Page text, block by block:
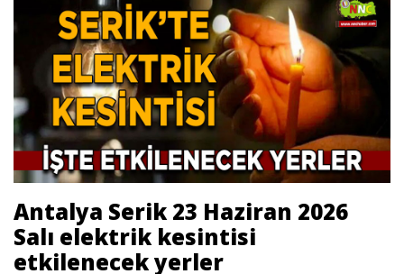
Antalya Serik 23 Haziran 2026
Salı elektrik kesintisi
etkilenecek yerler